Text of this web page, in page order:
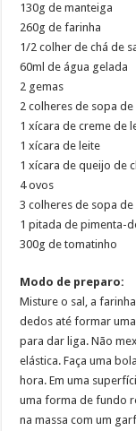
130g de manteiga
260g de farinha
1/2 colher de chá de
60ml de água gelada
2 gemas
2 colheres de sopa
1 xícara de creme de
1 xícara de leite
1 xícara de queijo de
4 ovos
3 colheres de sopa de
1 pitada de pimenta-
300g de tomatinho
Modo de preparo:
Misture o sal, a
dedos até formar
para dar liga. Não
elástica. Faça uma
hora. Em uma
uma forma de fundo
na massa com um